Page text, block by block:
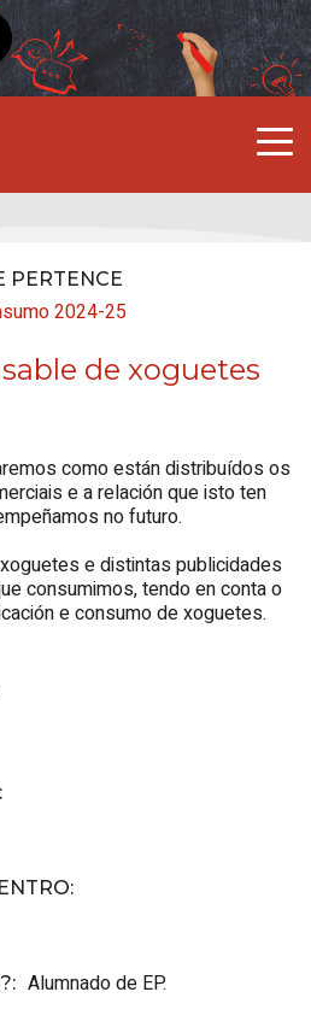
PERTENCE
2024-25
de xoguetes
como están distribuídos os
e a relación que isto ten
no futuro.
e distintas publicidades
consumimos, tendo en conta o
e consumo de xoguetes.
:
:
: Alumnado de EP.